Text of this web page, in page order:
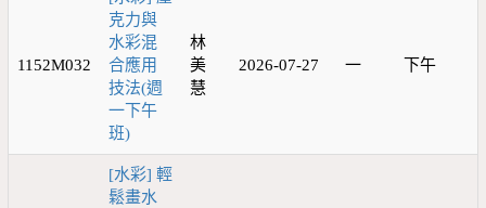
1152M032
克力與
水彩混
合應用
技法(週
一下午
班)
林
美
慧
2026-07-27 一 下午
[水彩] 輕
鬆畫水